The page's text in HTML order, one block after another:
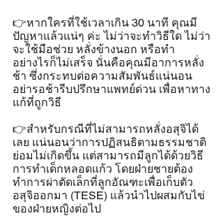
👉หากใครที่ใช้เวลาเกิน 30 นาที คุณมี
ปัญหาแล้วแน่ๆ ค่ะ ไม่ว่าจะทำวิธีใด ไม่ว่า
จะใช้มือช่วย หลั่งข้างนอก หรือทำ
อย่างไรก็ไม่เสร็จ นั่นคือคุณมีอาการหลั่ง
ช้า ซึ่งกระทบต่อความสัมพันธ์แน่นอน
อย่ารอช้ารีบปรึกษาแพทย์ด่วน เพื่อหาทาง
แก้ที่ถูกวิธี
👉สำหรับกรณีที่ไม่สามารถหลั่งอสุจิได้
เลย แน่นอนว่าการปฏิสนธิตามธรรมชาติ
ย่อมไม่เกิดขึ้น แต่สามารถมีลูกได้ด้วยวิธี
การทำเด็กหลอดแก้ว โดยฝ่ายชายต้อง
ทำการผ่าตัดเล็กที่ลูกอัณฑะเพื่อเก็บตัว
อสุจิออกมา (TESE) แล้วนำไปผสมกับไข่
ของฝ่ายหญิงต่อไป